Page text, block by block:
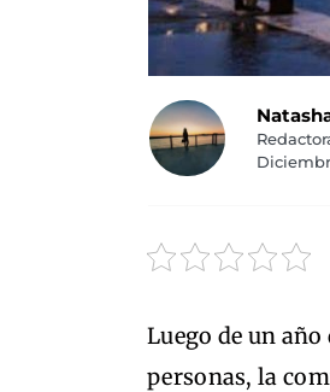
Luego de un
personas, la